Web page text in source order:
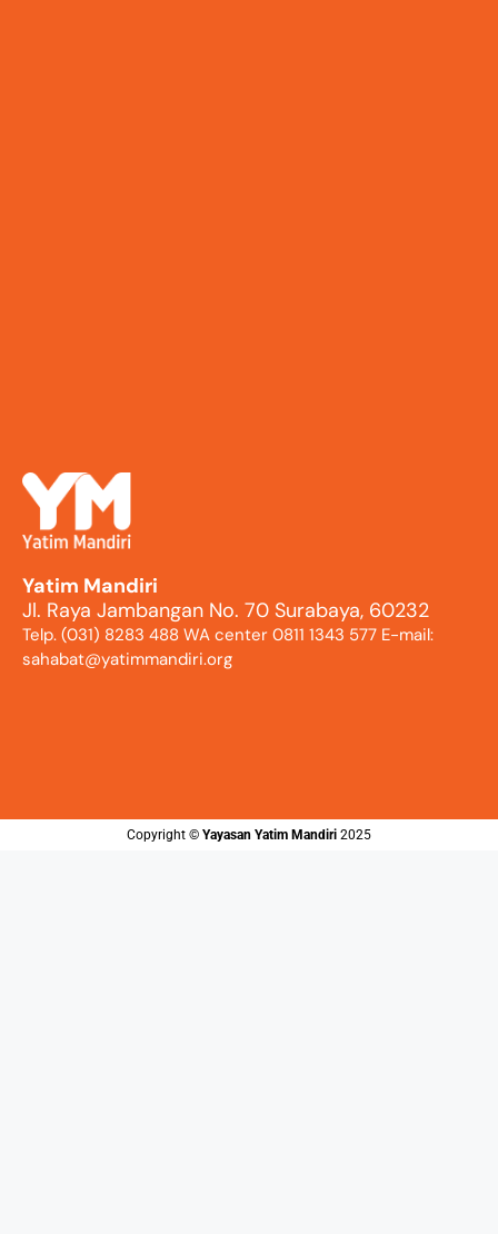
Yatim Mandiri
Jl. Raya Jambangan No. 70 Surabaya, 60232
Telp. (031) 8283 488 WA center 0811 1343 577 E-mail:
sahabat@yatimmandiri.org
Copyright ©️ Yayasan Yatim Mandiri 2025